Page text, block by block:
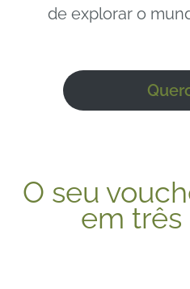
de explorar o
O seu
em três